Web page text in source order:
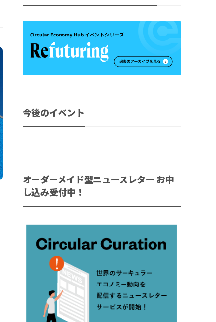
今後のイベント
オーダーメイド型ニュースレター お申
し込み受付中！